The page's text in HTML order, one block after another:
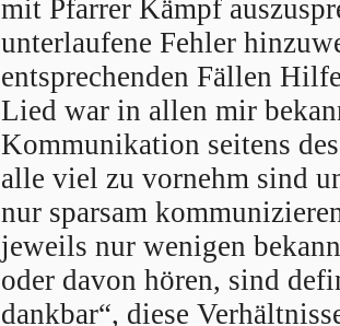
mit Pfarrer Kämpf
unterlaufene Fehler
entsprechenden Fällen
Lied war in allen mir
Kommunikation seitens
alle viel zu vornehm sind
nur sparsam
jeweils nur wenigen
oder davon hören, sind
dankbar“, diese